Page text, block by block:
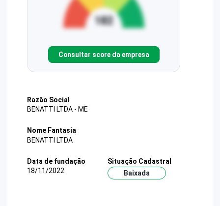
Consultar score da empresa
Razão Social
BENATTI LTDA - ME
Nome Fantasia
BENATTI LTDA
Data de fundação
18/11/2022
Situação Cadastral
Baixada